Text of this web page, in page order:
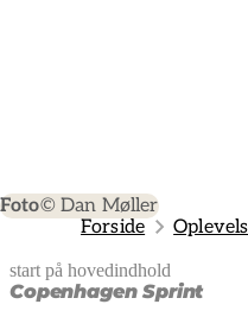
Foto© Dan Møller
Forside
start på hovedindhold
Copenhagen Sprint
senest opdateret 17. juni 2026